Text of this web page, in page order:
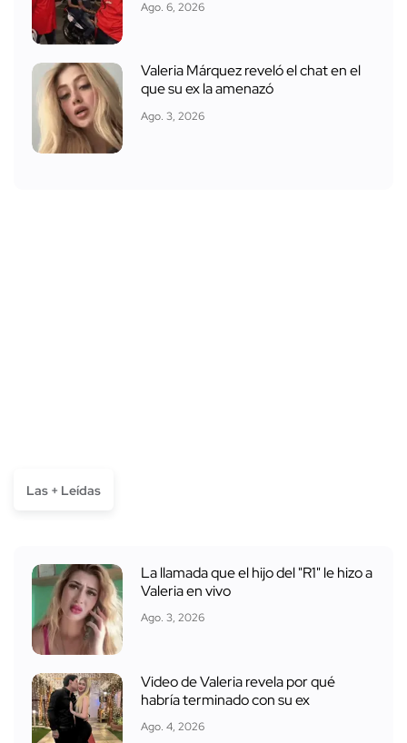
Ago. 6, 2026
Valeria Márquez reveló el chat en el
que su ex la amenazó
Ago. 3, 2026
Las + Leídas
La llamada que el hijo del "R1" le hizo a
Valeria en vivo
Ago. 3, 2026
Video de Valeria revela por qué
habría terminado con su ex
Ago. 4, 2026